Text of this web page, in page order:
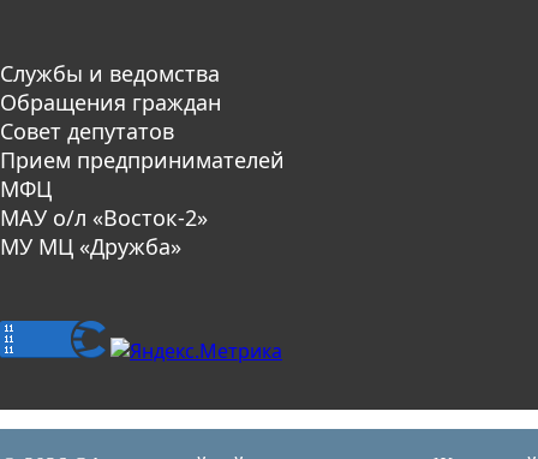
Службы и ведомства
Обращения граждан
Совет депутатов
Прием предпринимателей
МФЦ
МАУ о/л «Восток-2»
МУ МЦ «Дружба»